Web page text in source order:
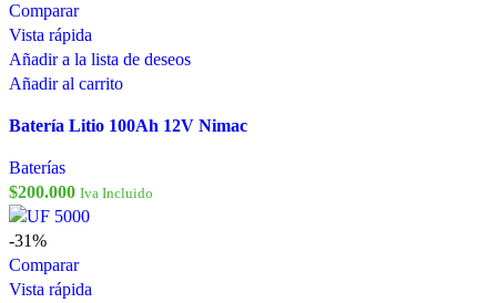
Comparar
Vista rápida
Añadir a la lista de deseos
Añadir al carrito
Batería Litio 100Ah 12V Nimac
Baterías
$200.000 Iva Incluido
-31%
Comparar
Vista rápida